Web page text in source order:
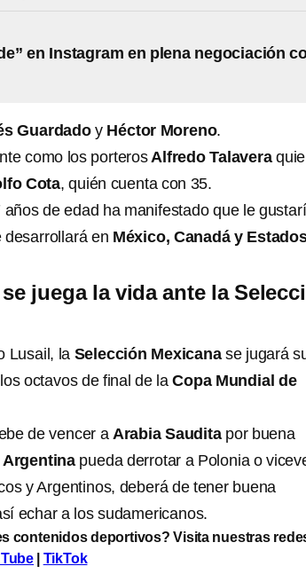
en Instagram en plena negociación
Guardadoy Héctor Moreno.
como los porterosAlfredo Talavera
Cota, quién cuenta con 35.
años de edad ha manifestado que le
desarrollará en México, Canadá y
juega la vida ante la
Lusail, la Selección Mexicanase jugará
octavos de final de laCopa Mundial de
de vencer aArabia Sauditapor buena
Argentina pueda derrotar a Polonia o
y Argentinos, deberá de tener buena
echar a los sudamericanos.
contenidos deportivos? Visita nuestras
TikTok